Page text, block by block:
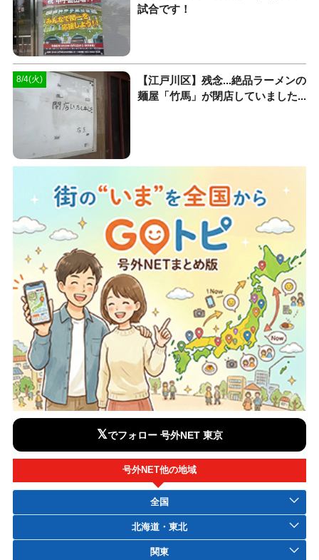
試合です！
8/4(火)
【江戸川区】残念...絶品ラーメンの
麺屋「竹馬」が閉店していました...
𝕏でフォロー 号外NET 東京
号外NET他の地域
全国
北海道・東北
関東